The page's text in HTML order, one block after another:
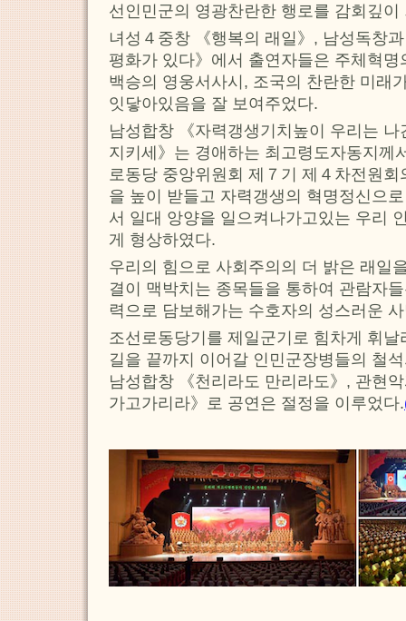
선인민군의 영광찬란한 행로를 감회깊이
녀성４중창 《행복의 래일》, 남성독창
평화가 있다》에서 출연자들은 주체혁
백승의 영웅서사시, 조국의 찬란한 미래
잇닿아있음을 잘 보여주었다.
남성합창 《자력갱생기치높이 우리는
지키세》는 경애하는 최고령도자동지께
로동당 중앙위원회 제７기 제４차전원
을 높이 받들고 자력갱생의 혁명정신으
서 일대 앙양을 일으켜나가고있는 우리
게 형상하였다.
우리의 힘으로 사회주의의 더 밝은 래일
결이 맥박치는 종목들을 통하여 관람자
력으로 담보해가는 수호자의 성스러운
조선로동당기를 제일군기로 힘차게 휘
길을 끝까지 이어갈 인민군장병들의 철
남성합창 《천리라도 만리라도》, 관현
가고가리라》로 공연은 절정을 이루었다.